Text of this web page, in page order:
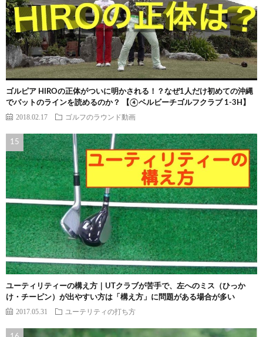
ゴルピア HIROの正体がついに明かされる！？なぜ1人だけ初めての沖縄
でパットのラインを読めるのか？ 【④ベルビーチゴルフクラブ 1-3H】
2018.02.17 ゴルフのラウンド動画
ユーティリティーの構え方｜UTクラブが苦手で、左へのミス（ひっか
け・チーピン）が出やすい方は「構え方」に問題がある場合が多い
2017.05.31 ユーテリティの打ち方